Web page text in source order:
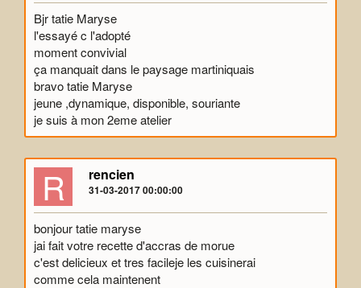
Bjr tatie Maryse
l'essayé c l'adopté
moment convivial
ça manquait dans le paysage martiniquais
bravo tatie Maryse
jeune ,dynamique, disponible, souriante
je suis à mon 2eme atelier
R rencien
31-03-2017 00:00:00
bonjour tatie maryse
jai fait votre recette d'accras de morue
c'est delicieux et tres facileje les cuisinerai
comme cela maintenent